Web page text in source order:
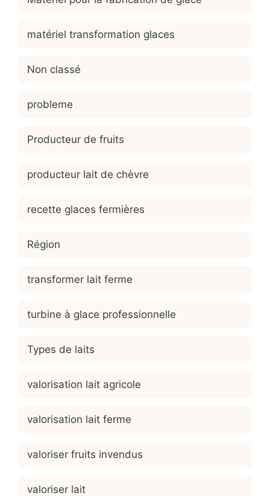
matériel transformation glaces
Non classé
probleme
Producteur de fruits
producteur lait de chèvre
recette glaces fermières
Région
transformer lait ferme
turbine à glace professionnelle
Types de laits
valorisation lait agricole
valorisation lait ferme
valoriser fruits invendus
valoriser lait